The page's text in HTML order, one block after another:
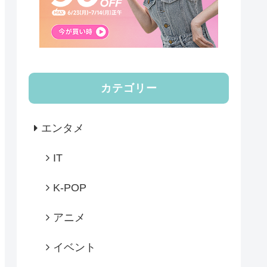
カテゴリー
エンタメ
IT
K-POP
アニメ
イベント